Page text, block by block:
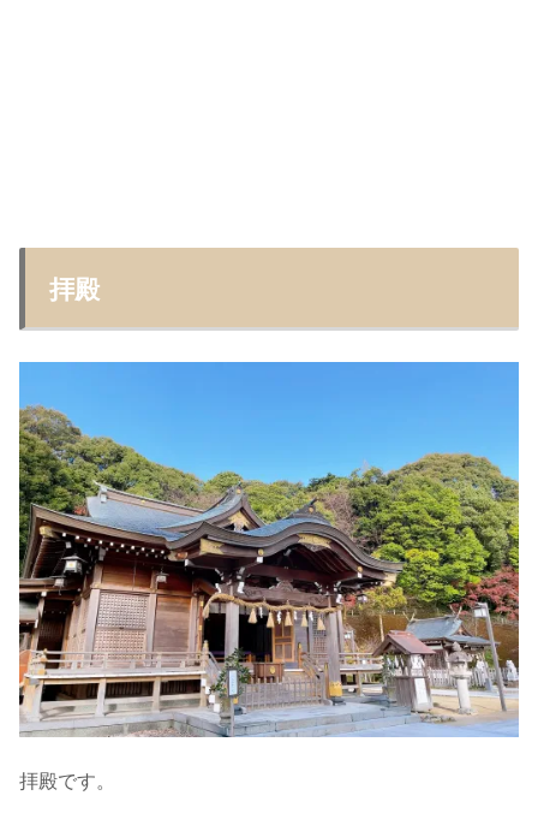
拝殿
拝殿です。